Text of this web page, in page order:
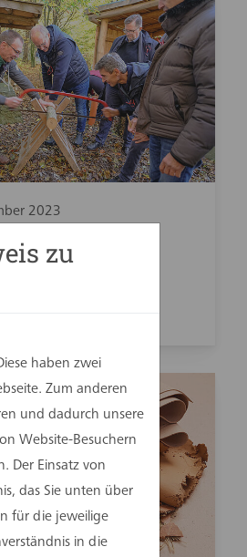
2023
zu
haben zwei
Zum anderen
und dadurch unsere
Website-Besuchern
Der Einsatz von
das Sie unten über
für die jeweilige
in die